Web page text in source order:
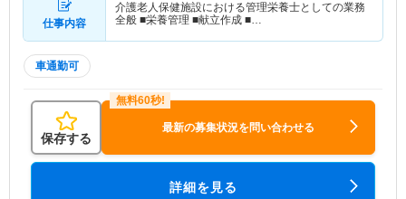
仕事内容
介護老人保健施設における管理栄養士としての業務
全般 ■栄養管理 ■献立作成 ■…
車通勤可
保存する
最新の募集状況を問い合わせる
詳細を見る